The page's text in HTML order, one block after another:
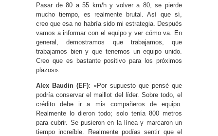
Pasar de 80 a 55 km/h y volver a 80, se pierde
mucho tiempo, es realmente brutal. Así que sí,
creo que esa no habría sido mi estrategia. Después
vamos a informar con el equipo y ver cómo va. En
general, demostramos que trabajamos, que
trabajamos bien y que tenemos un equipo unido.
Creo que es bastante positivo para los próximos
plazos».
Alex Baudin (EF): «Por supuesto que pensé que
podría conservar el maillot del líder. Sobre todo, el
crédito debe ir a mis compañeros de equipo.
Realmente lo dieron todo; solo tenía 800 metros
para cubrir. Se pusieron en la línea y marcaron un
tiempo increíble. Realmente podías sentir que el